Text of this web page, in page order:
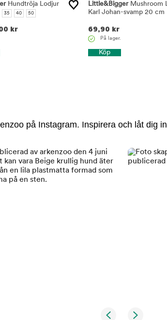
Hundtröja Lodjur
35 40 50
kr
Little&BiggerMushroom
Karl Johan-svamp 20 cm
69,90 kr
På lager.
Köp
på Instagram. Inspirera och låt dig